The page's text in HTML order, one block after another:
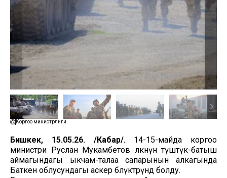
Коргоо министрлиги
Бишкек, 15.05.26. /Кабар/. 14-15-майда коргоо
министри Руслан Мукамбетов өлкөнүн түштүк-батыш
аймагындагы ыкчам-талаа сапарынын алкагында
Баткен облусундагы аскер бөлүктөрүндө болду.